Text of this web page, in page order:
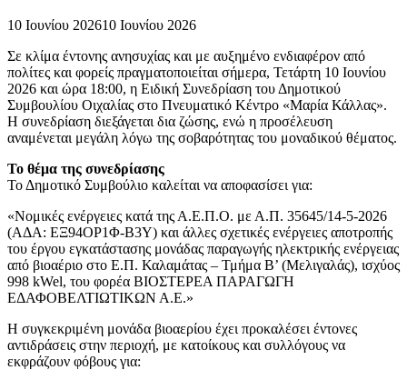
10 Ιουνίου 202610 Ιουνίου 2026
Σε κλίμα έντονης ανησυχίας και με αυξημένο ενδιαφέρον από
πολίτες και φορείς πραγματοποιείται σήμερα, Τετάρτη 10 Ιουνίου
2026 και ώρα 18:00, η Ειδική Συνεδρίαση του Δημοτικού
Συμβουλίου Οιχαλίας στο Πνευματικό Κέντρο «Μαρία Κάλλας».
Η συνεδρίαση διεξάγεται δια ζώσης, ενώ η προσέλευση
αναμένεται μεγάλη λόγω της σοβαρότητας του μοναδικού θέματος.
Το θέμα της συνεδρίασης
Το Δημοτικό Συμβούλιο καλείται να αποφασίσει για:
«Νομικές ενέργειες κατά της Α.Ε.Π.Ο. με Α.Π. 35645/14-5-2026
(ΑΔΑ: ΕΞ94ΟΡ1Φ-Β3Υ) και άλλες σχετικές ενέργειες αποτροπής
του έργου εγκατάστασης μονάδας παραγωγής ηλεκτρικής ενέργειας
από βιοαέριο στο Ε.Π. Καλαμάτας – Τμήμα Β’ (Μελιγαλάς), ισχύος
998 kWel, του φορέα ΒΙΟΣΤΕΡΕΑ ΠΑΡΑΓΩΓΗ
ΕΔΑΦΟΒΕΛΤΙΩΤΙΚΩΝ Α.Ε.»
Η συγκεκριμένη μονάδα βιοαερίου έχει προκαλέσει έντονες
αντιδράσεις στην περιοχή, με κατοίκους και συλλόγους να
εκφράζουν φόβους για: